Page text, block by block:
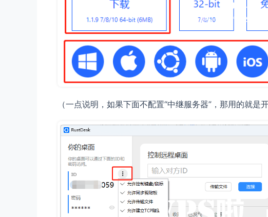
（一点说明，如果下面不配置“中继服务器”，那用的就是